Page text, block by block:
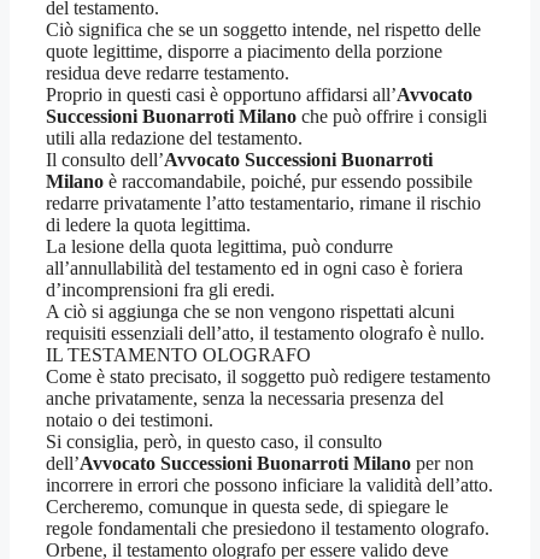
del testamento.
Ciò significa che se un soggetto intende, nel rispetto delle
quote legittime, disporre a piacimento della porzione
residua deve redarre testamento.
Proprio in questi casi è opportuno affidarsi all’Avvocato
Successioni Buonarroti Milano che può offrire i consigli
utili alla redazione del testamento.
Il consulto dell’Avvocato Successioni Buonarroti
Milano è raccomandabile, poiché, pur essendo possibile
redarre privatamente l’atto testamentario, rimane il rischio
di ledere la quota legittima.
La lesione della quota legittima, può condurre
all’annullabilità del testamento ed in ogni caso è foriera
d’incomprensioni fra gli eredi.
A ciò si aggiunga che se non vengono rispettati alcuni
requisiti essenziali dell’atto, il testamento olografo è nullo.
IL TESTAMENTO OLOGRAFO
Come è stato precisato, il soggetto può redigere testamento
anche privatamente, senza la necessaria presenza del
notaio o dei testimoni.
Si consiglia, però, in questo caso, il consulto
dell’Avvocato Successioni Buonarroti Milano per non
incorrere in errori che possono inficiare la validità dell’atto.
Cercheremo, comunque in questa sede, di spiegare le
regole fondamentali che presiedono il testamento olografo.
Orbene, il testamento olografo per essere valido deve